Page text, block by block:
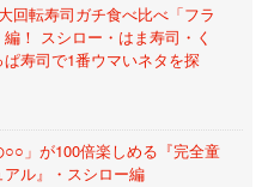
回転寿司ガチ食べ比べ「フラ
！ スシロー・はま寿司・く
ぱ寿司で1番ウマいネタを探
○○」が100倍楽しめる『完全童
アル』・スシロー編